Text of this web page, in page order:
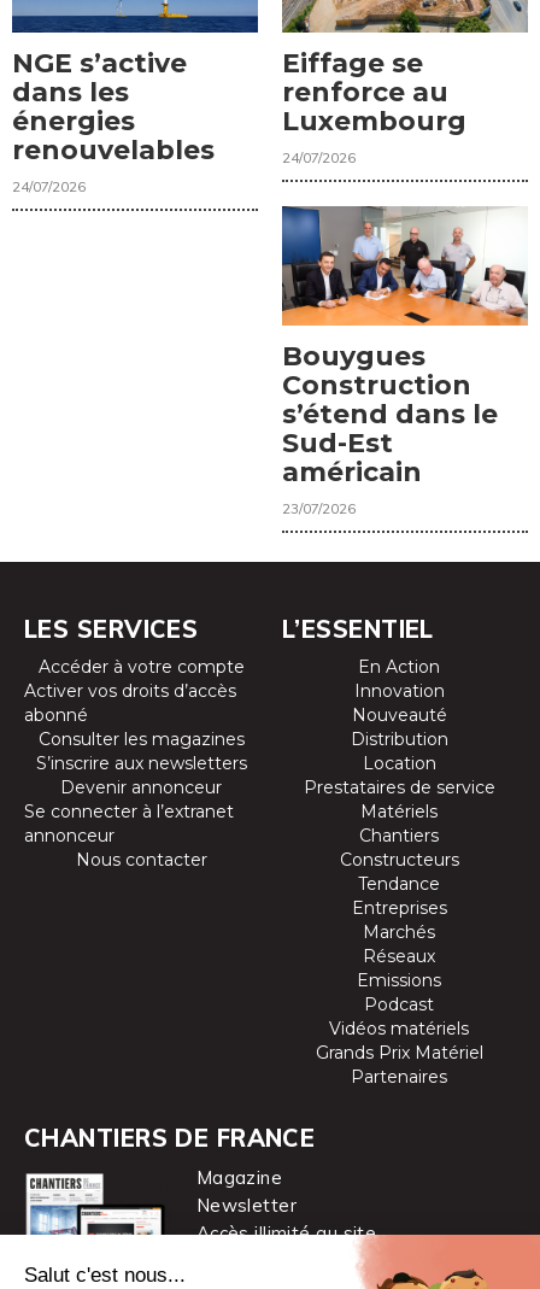
NGE s’active
dans les
énergies
renouvelables
24/07/2026
Eiffage se
renforce au
Luxembourg
24/07/2026
Bouygues
Construction
s’étend dans le
Sud-Est
américain
23/07/2026
LES SERVICES
Accéder à votre compte
Activer vos droits d’accès
abonné
Consulter les magazines
S’inscrire aux newsletters
Devenir annonceur
Se connecter à l’extranet
annonceur
Nous contacter
L’ESSENTIEL
En Action
Innovation
Nouveauté
Distribution
Location
Prestataires de service
Matériels
Chantiers
Constructeurs
Tendance
Entreprises
Marchés
Réseaux
Emissions
Podcast
Vidéos matériels
Grands Prix Matériel
Partenaires
CHANTIERS DE FRANCE
Magazine
Newsletter
Accès illimité au site